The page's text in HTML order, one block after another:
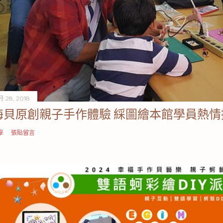
28, 2018
貝原創親子手作體驗 綵圖繪本館學員熱
張貼留言